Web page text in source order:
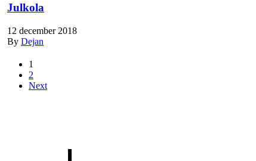
Julkola
12 december 2018
By Dejan
1
2
Next